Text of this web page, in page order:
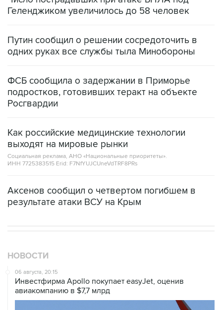
Геленджиком увеличилось до 58 человек
Путин сообщил о решении сосредоточить в
одних руках все службы тыла Минобороны
ФСБ сообщила о задержании в Приморье
подростков, готовивших теракт на объекте
Росгвардии
Как российские медицинские технологии
выходят на мировые рынки
Социальная реклама, АНО «Национальные приоритеты».
ИНН 7725383515 Erid: F7NfYUJCUneVdTRF8PRs
Аксенов сообщил о четвертом погибшем в
результате атаки ВСУ на Крым
НОВОСТИ
06 августа, 20:15
Инвестфирма Apollo покупает easyJet, оценив
авиакомпанию в $7,7 млрд